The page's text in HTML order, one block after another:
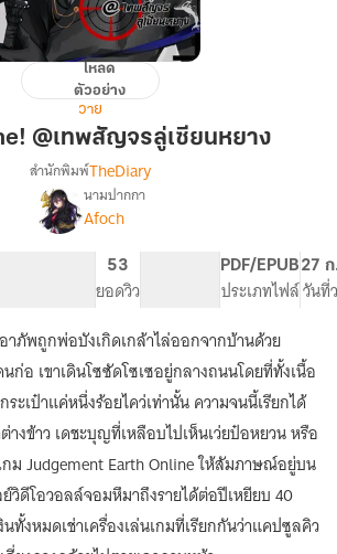
ทพ
โหลด
ตัวอย่าง
วาย
@เทพสัญจร​ลู่เซียนหยาง​
เรื่องFollow
me!
@เทพ
สัญจร​
ลู่
เซียน
หยาง​
สำนักพิมพ์TheDiary
นามปากกา
Afoch
53
ยอดวิว
PDF/EPUB
ประเภทไฟล์
27
วันที่
าภัพถูกพ่อบังเกิดเกล้าไล่ออกจากบ้านด้วย
ก่อ เขาเดินโซซัดโซเซอยู่กลางถนนโดยที่ทั้งเนื้อ
ะเป๋าแค่หนึ่งร้อยไคว่เท่านั้น ความจนนี้เรียกได้
งข้าว เดชะบุญที่เหลือบไปเห็นเว่ยป๋อหยวน หรือ
กม Judgement Earth Online ให้สัมภาษณ์อยู่บน
ดีโอวอลล์จอมหึมาถึงรายได้ต่อปีเหยียบ 40
นทั้งหมดเช่าเครื่องเล่นเกมที่เรียกกันว่าแคปซูลคิว